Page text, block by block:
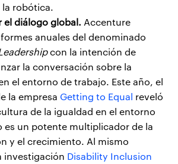
robótica.
el diálogo global. Accenture
anuales del denominado
con la intención de
la conversación sobre la
el entorno de trabajo. Este año, el
la empresa Getting to Equal reveló
de la igualdad en el entorno
es un potente multiplicador de la
y el crecimiento. Al mismo
investigación Disability Inclusion